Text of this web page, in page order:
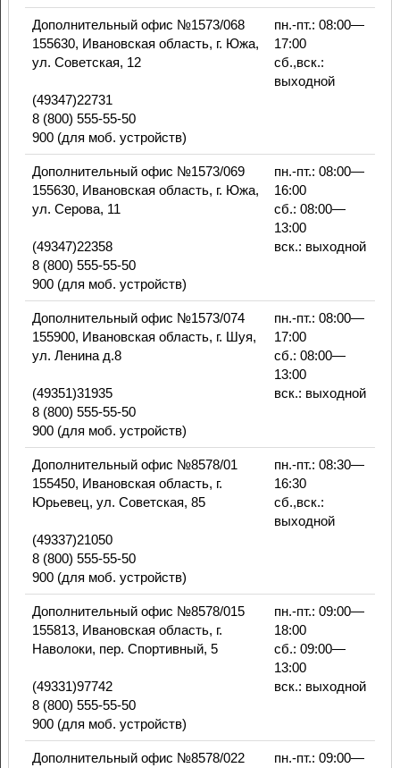
Дополнительный офис №1573/068
155630, Ивановская область, г. Южа,
ул. Советская, 12
(49347)22731
8 (800) 555-55-50
900 (для моб. устройств)
пн.-пт.: 08:00—
17:00
сб.,вск.:
выходной
Дополнительный офис №1573/069
155630, Ивановская область, г. Южа,
ул. Серова, 11
(49347)22358
8 (800) 555-55-50
900 (для моб. устройств)
пн.-пт.: 08:00—
16:00
сб.: 08:00—
13:00
вск.: выходной
Дополнительный офис №1573/074
155900, Ивановская область, г. Шуя,
ул. Ленина д.8
(49351)31935
8 (800) 555-55-50
900 (для моб. устройств)
пн.-пт.: 08:00—
17:00
сб.: 08:00—
13:00
вск.: выходной
Дополнительный офис №8578/01
155450, Ивановская область, г.
Юрьевец, ул. Советская, 85
(49337)21050
8 (800) 555-55-50
900 (для моб. устройств)
пн.-пт.: 08:30—
16:30
сб.,вск.:
выходной
Дополнительный офис №8578/015
155813, Ивановская область, г.
Наволоки, пер. Спортивный, 5
(49331)97742
8 (800) 555-55-50
900 (для моб. устройств)
пн.-пт.: 09:00—
18:00
сб.: 09:00—
13:00
вск.: выходной
Дополнительный офис №8578/022
пн.-пт.: 09:00—